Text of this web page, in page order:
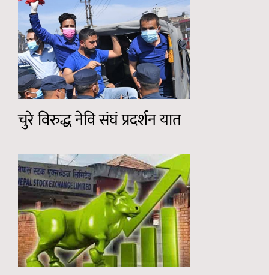
चुरे विरुद्ध नेवि संघं प्रदर्शन यात